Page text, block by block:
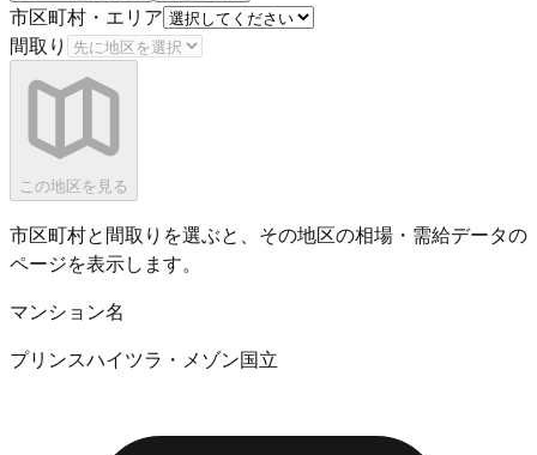
市区町村・エリア
間取り
この地区を見る
市区町村と間取りを選ぶと、その地区の相場・需給データの
ページを表示します。
マンション名
プリンスハイツラ・メゾン国立